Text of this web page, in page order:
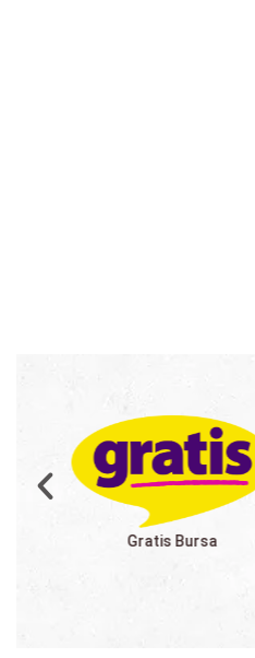
Özbeyoğlu Samsun